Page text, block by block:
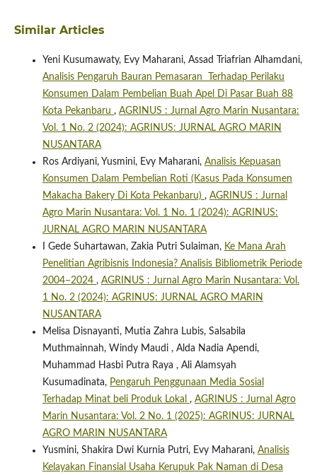
Similar Articles
Yeni Kusumawaty, Evy Maharani, Assad Triafrian Alhamdani,
Analisis Pengaruh Bauran Pemasaran Terhadap Perilaku
Konsumen Dalam Pembelian Buah Apel Di Pasar Buah 88
Kota Pekanbaru , AGRINUS : Jurnal Agro Marin Nusantara:
Vol. 1 No. 2 (2024): AGRINUS: JURNAL AGRO MARIN
NUSANTARA
Ros Ardiyani, Yusmini, Evy Maharani, Analisis Kepuasan
Konsumen Dalam Pembelian Roti (Kasus Pada Konsumen
Makacha Bakery Di Kota Pekanbaru) , AGRINUS : Jurnal
Agro Marin Nusantara: Vol. 1 No. 1 (2024): AGRINUS:
JURNAL AGRO MARIN NUSANTARA
I Gede Suhartawan, Zakia Putri Sulaiman, Ke Mana Arah
Penelitian Agribisnis Indonesia? Analisis Bibliometrik Periode
2004–2024 , AGRINUS : Jurnal Agro Marin Nusantara: Vol.
1 No. 2 (2024): AGRINUS: JURNAL AGRO MARIN
NUSANTARA
Melisa Disnayanti, Mutia Zahra Lubis, Salsabila
Muthmainnah, Windy Maudi , Alda Nadia Apendi,
Muhammad Hasbi Putra Raya , Ali Alamsyah
Kusumadinata, Pengaruh Penggunaan Media Sosial
Terhadap Minat beli Produk Lokal , AGRINUS : Jurnal Agro
Marin Nusantara: Vol. 2 No. 1 (2025): AGRINUS: JURNAL
AGRO MARIN NUSANTARA
Yusmini, Shakira Dwi Kurnia Putri, Evy Maharani, Analisis
Kelayakan Finansial Usaha Kerupuk Pak Naman di Desa